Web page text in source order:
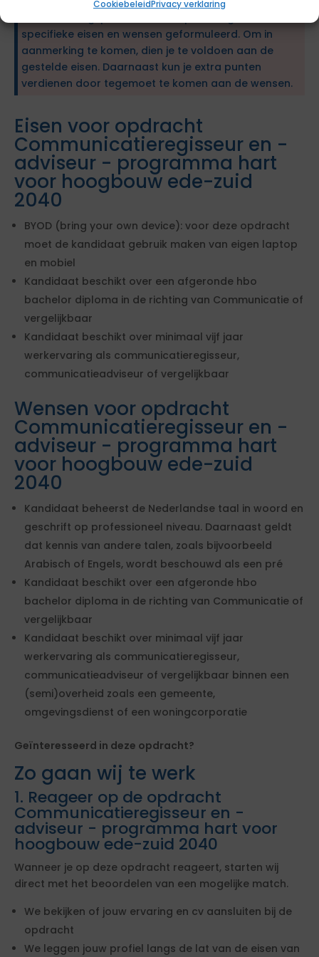
CookiebeleidPrivacy verklaring
specifieke eisen en wensen geformuleerd. Om in
aanmerking te komen, dien je te voldoen aan de
gestelde eisen. Daarnaast kun je extra punten
verdienen door tegemoet te komen aan de wensen.
Eisen voor opdracht
Communicatieregisseur en -
adviseur - programma hart
voor hoogbouw ede-zuid
2040
BYOD (bring your own device): voor deze opdracht
moet de kandidaat gebruik maken van eigen laptop
en mobiel
Kandidaat beschikt over een afgeronde hbo
bachelor diploma in de richting van Communicatie of
vergelijkbaar
Kandidaat beschikt over minimaal vijf jaar
werkervaring als communicatieregisseur,
communicatieadviseur of vergelijkbaar
Wensen voor opdracht
Communicatieregisseur en -
adviseur - programma hart
voor hoogbouw ede-zuid
2040
Kandidaat beheerst de Nederlandse taal in woord en
geschrift op professioneel niveau. Daarnaast geldt
dat kennis van andere talen, zoals bijvoorbeeld
Arabisch of Engels, wordt beschouwd als een pré
Kandidaat beschikt over een afgeronde hbo
bachelor diploma in de richting van Communicatie of
vergelijkbaar
Kandidaat beschikt over minimaal vijf jaar
werkervaring als communicatieregisseur,
communicatieadviseur of vergelijkbaar binnen een
(semi)overheid zoals een gemeente,
omgevingsdienst of een woningcorporatie
Geïnteresseerd in deze opdracht?
Zo gaan wij te werk
1. Reageer op de opdracht
Communicatieregisseur en -
adviseur - programma hart voor
hoogbouw ede-zuid 2040
Wanneer je op deze opdracht reageert, starten wij
direct met het beoordelen van een mogelijke match.
We bekijken of jouw ervaring en cv aansluiten bij de
opdracht
We leggen jouw profiel langs de lat van de eisen van